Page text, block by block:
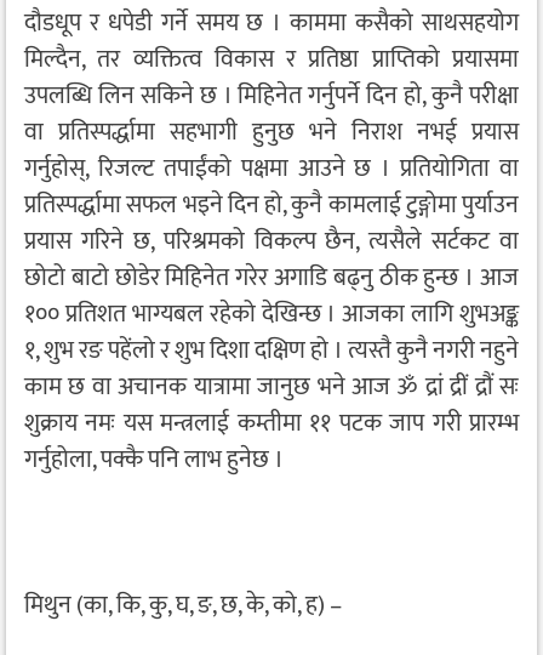
दौडधूप र धपेडी गर्ने समय छ । काममा कसैको साथसहयोग
मिल्दैन, तर व्यक्तित्व विकास र प्रतिष्ठा प्राप्तिको प्रयासमा
उपलब्धि लिन सकिने छ । मिहिनेत गर्नुपर्ने दिन हो, कुनै परीक्षा
वा प्रतिस्पर्द्धामा सहभागी हुनुछ भने निराश नभई प्रयास
गर्नुहोस्, रिजल्ट तपाईंको पक्षमा आउने छ । प्रतियोगिता वा
प्रतिस्पर्द्धामा सफल भइने दिन हो, कुनै कामलाई टुङ्गोमा पुर्याउन
प्रयास गरिने छ, परिश्रमको विकल्प छैन, त्यसैले सर्टकट वा
छोटो बाटो छोडेर मिहिनेत गरेर अगाडि बढ्नु ठीक हुन्छ । आज
१०० प्रतिशत भाग्यबल रहेको देखिन्छ । आजका लागि शुभअङ्क
१, शुभ रङ पहेंलो र शुभ दिशा दक्षिण हो । त्यस्तै कुनै नगरी नहुने
काम छ वा अचानक यात्रामा जानुछ भने आज ॐ द्रां द्रीं द्रौं सः
शुक्राय नमः यस मन्त्रलाई कम्तीमा ११ पटक जाप गरी प्रारम्भ
गर्नुहोला, पक्कै पनि लाभ हुनेछ ।
मिथुन (का, कि, कु, घ, ङ, छ, के, को, ह) –